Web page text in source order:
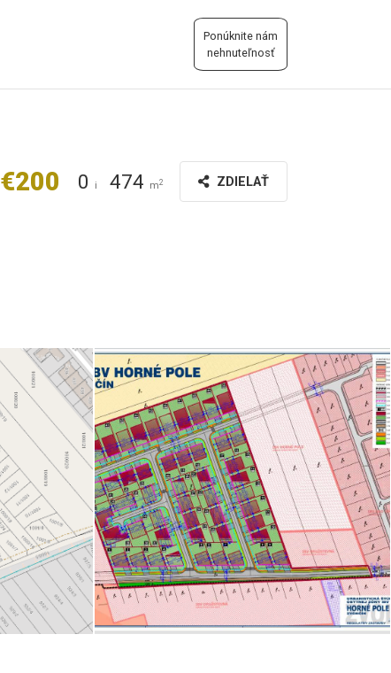
Ponúknite nám
nehnuteľnosť
ZDIELAŤ
0 i 474 m2
€200
viber_image_2024-07-07_10-07-59-129.jpg